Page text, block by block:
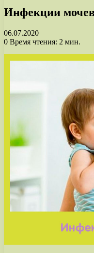
Инфекции
06.07.2020
0 Время чтения: 2 мин.